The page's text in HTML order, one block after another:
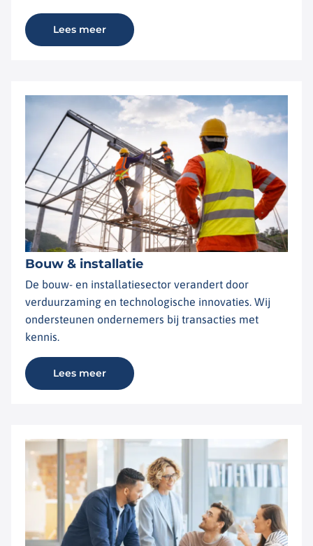
Lees meer
Bouw & installatie
De bouw- en installatiesector verandert door
verduurzaming en technologische innovaties. Wij
ondersteunen ondernemers bij transacties met
kennis.
Lees meer